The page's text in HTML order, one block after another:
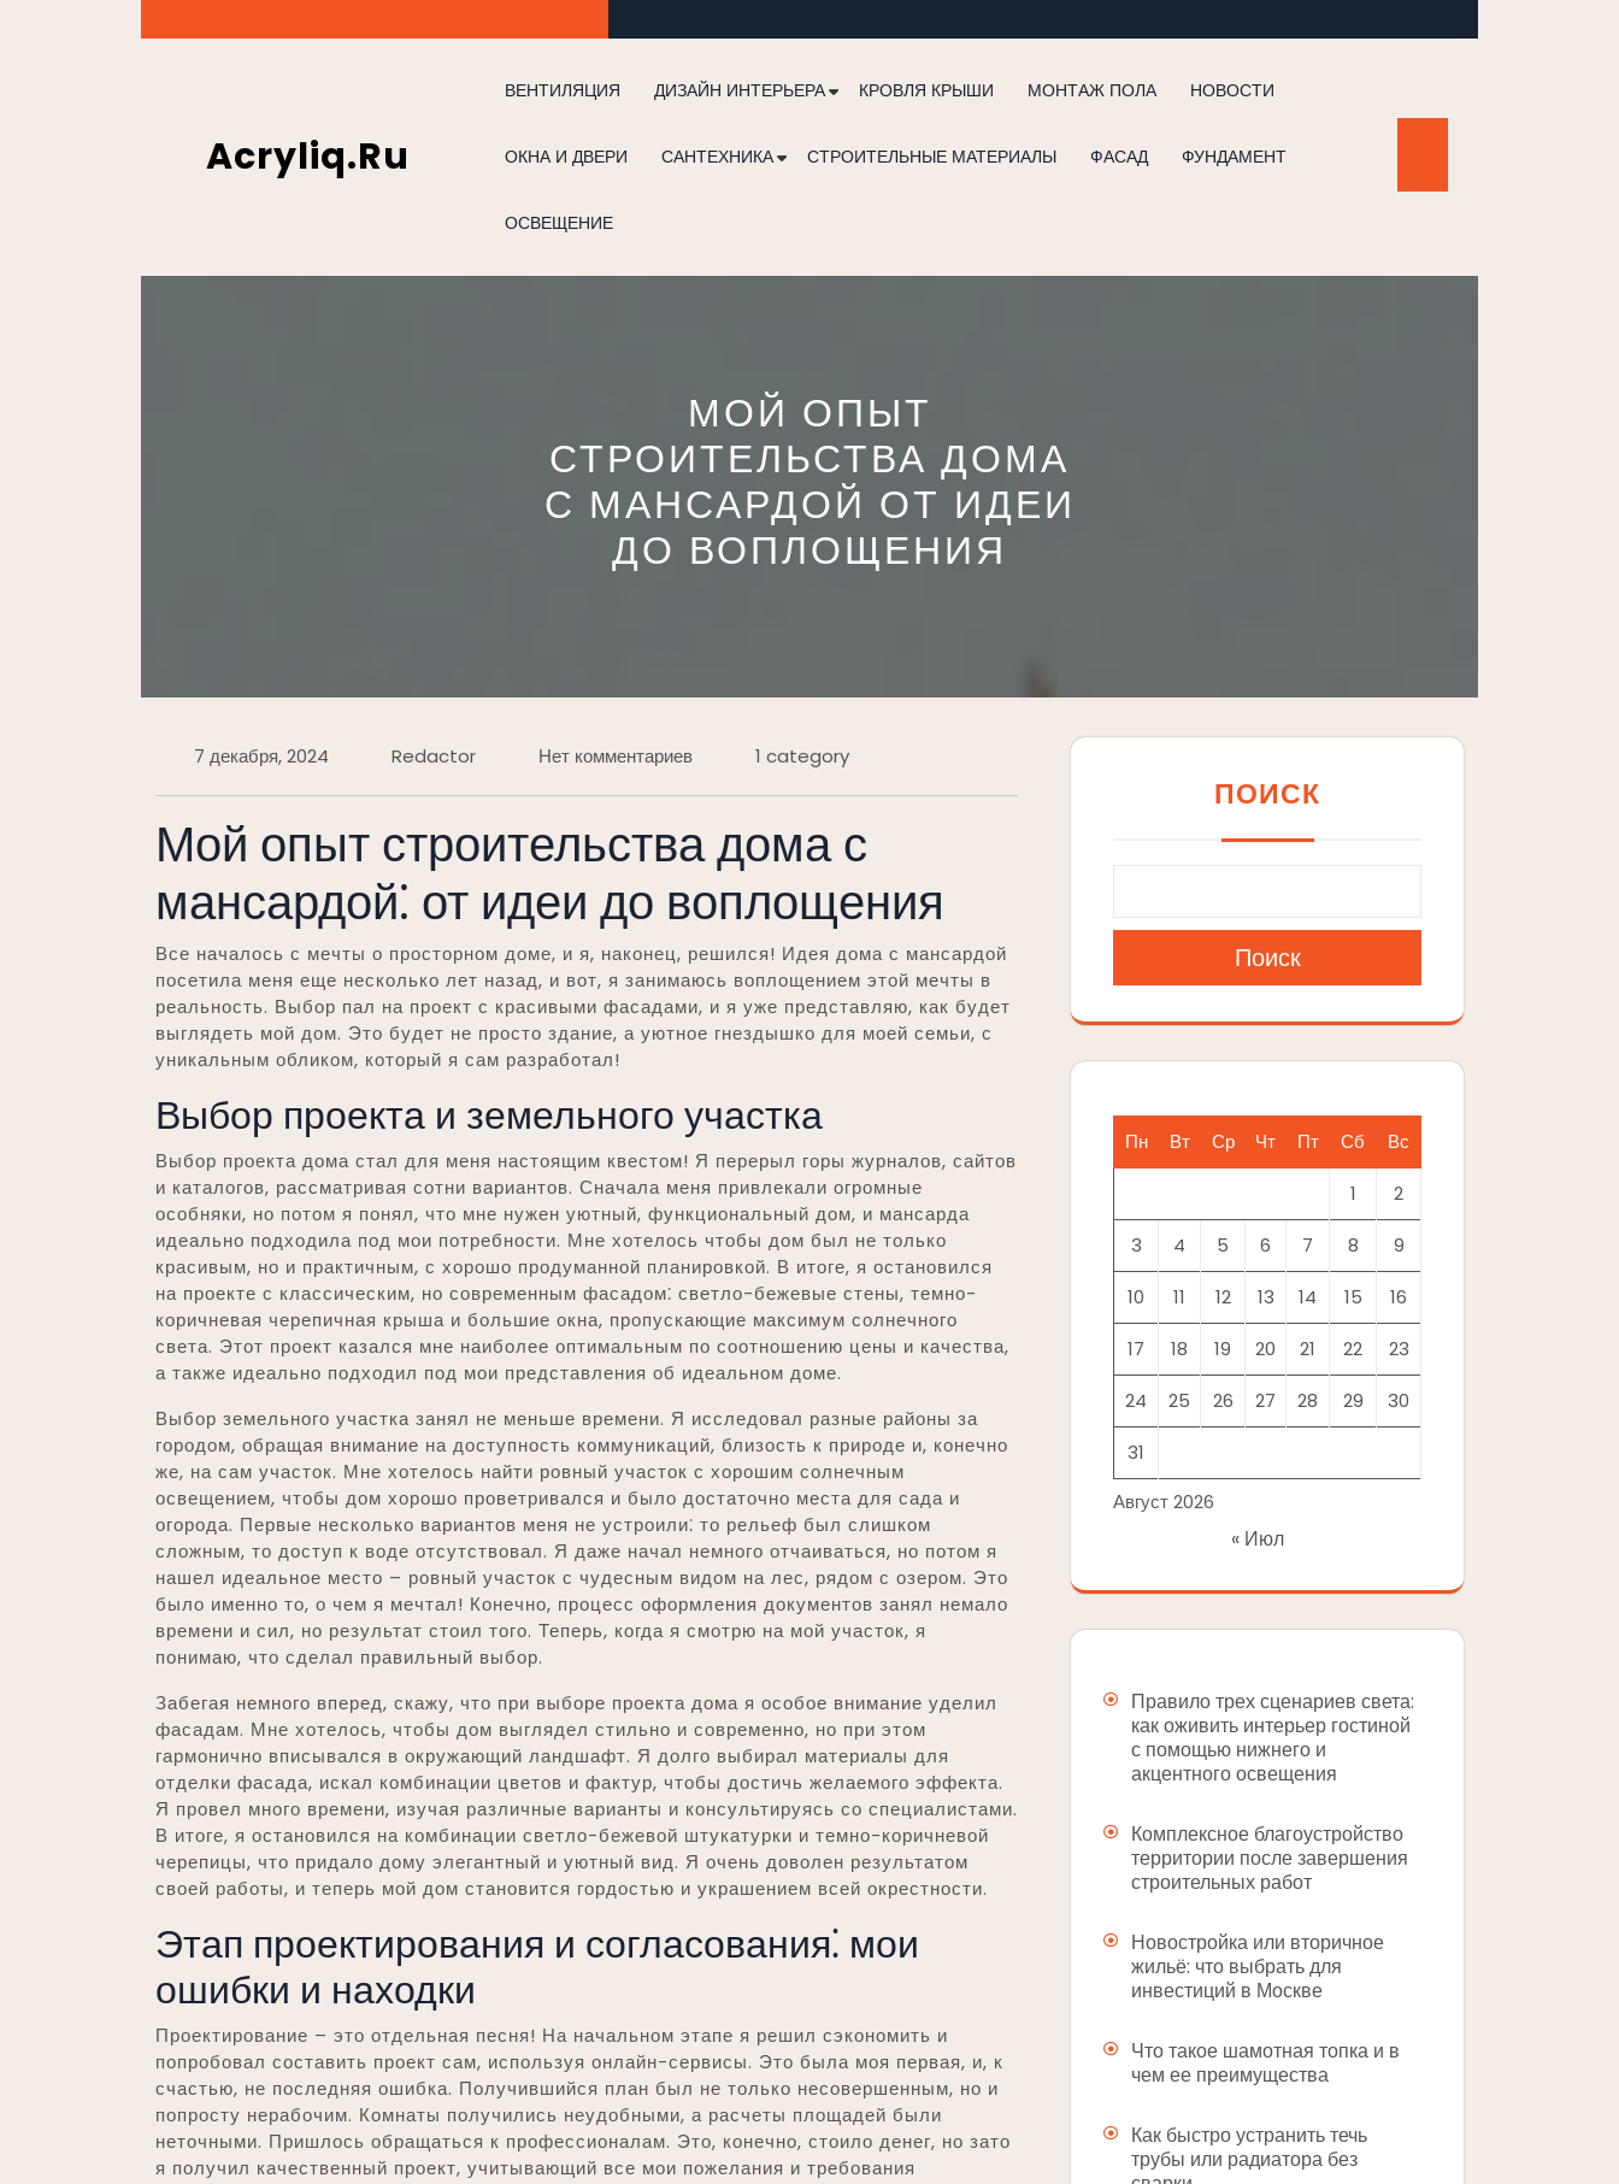
к
Acryliq.ru
ВЕНТИЛЯЦИЯ ДИЗАЙН ИНТЕРЬЕРА КРОВЛЯ КРЫШИ МОНТАЖ ПОЛА НОВОСТИ
ОКНА И ДВЕРИ САНТЕХНИКА СТРОИТЕЛЬНЫЕ МАТЕРИАЛЫ ФАСАД ФУНДАМЕНТ
ОСВЕЩЕНИЕ
МОЙ ОПЫТ
СТРОИТЕЛЬСТВА ДОМА
С МАНСАРДОЙ ОТ ИДЕИ
ДО ВОПЛОЩЕНИЯ
7 декабря, 2024 Redactor Нет комментариев 1 category
Мой опыт строительства дома с
мансардой⁚ от идеи до воплощения
Все началось с мечты о просторном доме, и я, наконец, решился! Идея дома с мансардой
посетила меня еще несколько лет назад, и вот, я занимаюсь воплощением этой мечты в
реальность. Выбор пал на проект с красивыми фасадами, и я уже представляю, как будет
выглядеть мой дом. Это будет не просто здание, а уютное гнездышко для моей семьи, с
уникальным обликом, который я сам разработал!
Выбор проекта и земельного участка
Выбор проекта дома стал для меня настоящим квестом! Я перерыл горы журналов, сайтов
и каталогов, рассматривая сотни вариантов. Сначала меня привлекали огромные
особняки, но потом я понял, что мне нужен уютный, функциональный дом, и мансарда
идеально подходила под мои потребности. Мне хотелось чтобы дом был не только
красивым, но и практичным, с хорошо продуманной планировкой. В итоге, я остановился
на проекте с классическим, но современным фасадом⁚ светло-бежевые стены, темно-
коричневая черепичная крыша и большие окна, пропускающие максимум солнечного
света. Этот проект казался мне наиболее оптимальным по соотношению цены и качества,
а также идеально подходил под мои представления об идеальном доме.
Выбор земельного участка занял не меньше времени. Я исследовал разные районы за
городом, обращая внимание на доступность коммуникаций, близость к природе и, конечно
же, на сам участок. Мне хотелось найти ровный участок с хорошим солнечным
освещением, чтобы дом хорошо проветривался и было достаточно места для сада и
огорода. Первые несколько вариантов меня не устроили⁚ то рельеф был слишком
сложным, то доступ к воде отсутствовал. Я даже начал немного отчаиваться, но потом я
нашел идеальное место – ровный участок с чудесным видом на лес, рядом с озером. Это
было именно то, о чем я мечтал! Конечно, процесс оформления документов занял немало
времени и сил, но результат стоил того. Теперь, когда я смотрю на мой участок, я
понимаю, что сделал правильный выбор.
Забегая немного вперед, скажу, что при выборе проекта дома я особое внимание уделил
фасадам. Мне хотелось, чтобы дом выглядел стильно и современно, но при этом
гармонично вписывался в окружающий ландшафт. Я долго выбирал материалы для
отделки фасада, искал комбинации цветов и фактур, чтобы достичь желаемого эффекта.
Я провел много времени, изучая различные варианты и консультируясь со специалистами.
В итоге, я остановился на комбинации светло-бежевой штукатурки и темно-коричневой
черепицы, что придало дому элегантный и уютный вид. Я очень доволен результатом
своей работы, и теперь мой дом становится гордостью и украшением всей окрестности.
Этап проектирования и согласования⁚ мои
ошибки и находки
Проектирование – это отдельная песня! На начальном этапе я решил сэкономить и
попробовал составить проект сам, используя онлайн-сервисы. Это была моя первая, и, к
счастью, не последняя ошибка. Получившийся план был не только несовершенным, но и
попросту нерабочим. Комнаты получились неудобными, а расчеты площадей были
неточными. Пришлось обращаться к профессионалам. Это, конечно, стоило денег, но зато
я получил качественный проект, учитывающий все мои пожелания и требования
ПОИСК
Поиск
Август 2026
Пн Вт Ср Чт Пт Сб Вс
1 2
3 4 5 6 7 8 9
10 11 12 13 14 15 16
17 18 19 20 21 22 23
24 25 26 27 28 29 30
31
« Июл
Правило трех сценариев света:
как оживить интерьер гостиной
с помощью нижнего и
акцентного освещения
Комплексное благоустройство
территории после завершения
строительных работ
Новостройка или вторичное
жильё: что выбрать для
инвестиций в Москве
Что такое шамотная топка и в
чем ее преимущества
Как быстро устранить течь
трубы или радиатора без